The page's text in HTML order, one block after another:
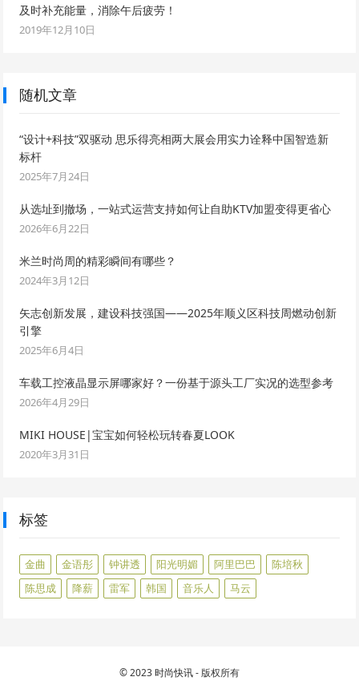
及时补充能量，消除午后疲劳！
2019年12月10日
随机文章
“设计+科技”双驱动 思乐得亮相两大展会用实力诠释中国智造新
标杆
2025年7月24日
从选址到撤场，一站式运营支持如何让自助KTV加盟变得更省心
2026年6月22日
米兰时尚周的精彩瞬间有哪些？
2024年3月12日
矢志创新发展，建设科技强国——2025年顺义区科技周燃动创新
引擎
2025年6月4日
车载工控液晶显示屏哪家好？一份基于源头工厂实况的选型参考
2026年4月29日
MIKI HOUSE|宝宝如何轻松玩转春夏LOOK
2020年3月31日
标签
金曲 金语彤 钟讲透 阳光明媚 阿里巴巴
陈培秋
陈思成
降薪 雷军 韩国 音乐人 马云
© 2023时尚快讯- 版权所有